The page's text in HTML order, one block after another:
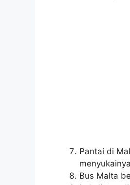
Pantai di
Bus Malta